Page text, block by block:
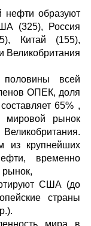
нефти образуют
(325), Россия
Китай (155),
Великобритания
всей
ОПЕК, доля
65% ,
мировой рынок
из крупнейших
временно
рынок,
США (до
страны
мира в